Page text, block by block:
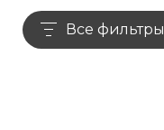
Все фильтры